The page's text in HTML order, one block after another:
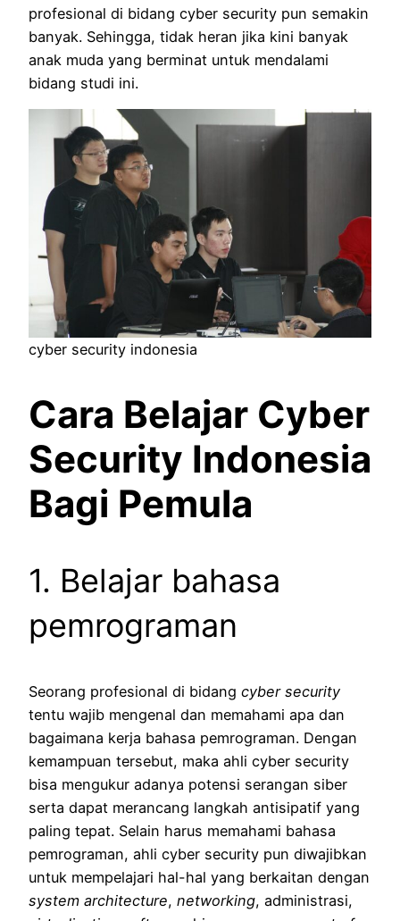
profesional di bidang cyber security pun semakin
banyak. Sehingga, tidak heran jika kini banyak
anak muda yang berminat untuk mendalami
bidang studi ini.
cyber security indonesia
Cara Belajar Cyber
Security Indonesia
Bagi Pemula
1. Belajar bahasa
pemrograman
Seorang profesional di bidang cyber security
tentu wajib mengenal dan memahami apa dan
bagaimana kerja bahasa pemrograman. Dengan
kemampuan tersebut, maka ahli cyber security
bisa mengukur adanya potensi serangan siber
serta dapat merancang langkah antisipatif yang
paling tepat. Selain harus memahami bahasa
pemrograman, ahli cyber security pun diwajibkan
untuk mempelajari hal-hal yang berkaitan dengan
system architecture, networking, administrasi,